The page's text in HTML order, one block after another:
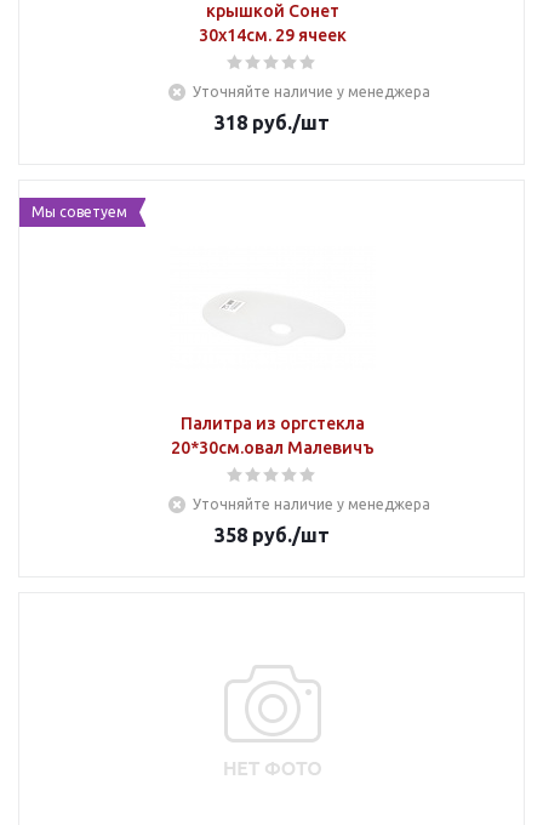
крышкой Сонет
30х14см. 29 ячеек
Уточняйте наличие у менеджера
318 руб./шт
Мы советуем
Палитра из оргстекла
20*30см.овал Малевичъ
Уточняйте наличие у менеджера
358 руб./шт